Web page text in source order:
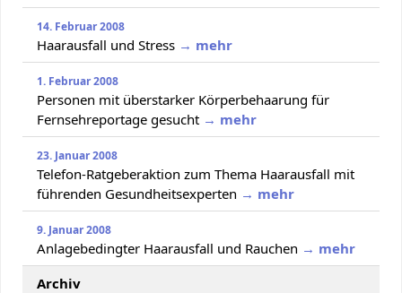
14. Februar 2008
Haarausfall und Stress → mehr
1. Februar 2008
Personen mit überstarker Körperbehaarung für
Fernsehreportage gesucht → mehr
23. Januar 2008
Telefon-Ratgeberaktion zum Thema Haarausfall mit
führenden Gesundheitsexperten → mehr
9. Januar 2008
Anlagebedingter Haarausfall und Rauchen → mehr
Archiv